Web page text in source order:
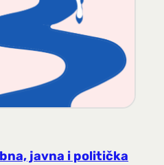
javna i politička